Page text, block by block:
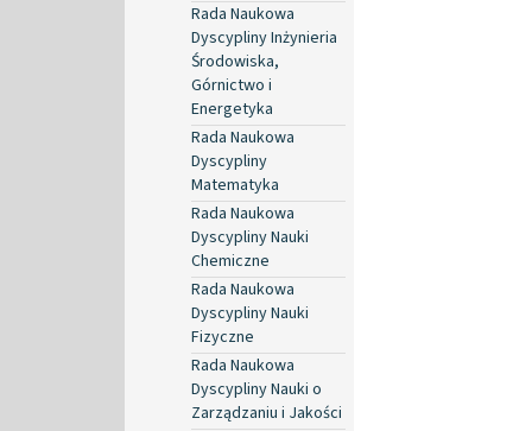
Rada Naukowa
Dyscypliny Inżynieria
Środowiska,
Górnictwo i
Energetyka
Rada Naukowa
Dyscypliny
Matematyka
Rada Naukowa
Dyscypliny Nauki
Chemiczne
Rada Naukowa
Dyscypliny Nauki
Fizyczne
Rada Naukowa
Dyscypliny Nauki o
Zarządzaniu i Jakości